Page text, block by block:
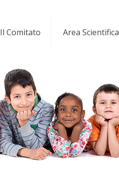
Il Comitato Area Scientifica